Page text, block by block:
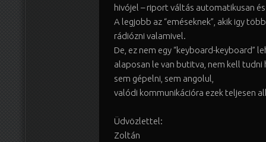
hivójel – riport váltás automatikusan és
A legjobb az “eméseknek”, akik igy
rádiózni valamivel.
De, ez nem egy “keyboard-keyboard”
alaposan le van butitva, nem kell tudni
sem gépelni, sem angolul,
valódi kommunikációra ezek teljesen
Üdvözlettel:
Zoltán